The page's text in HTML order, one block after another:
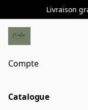
Livraison
Compte
Catalogue